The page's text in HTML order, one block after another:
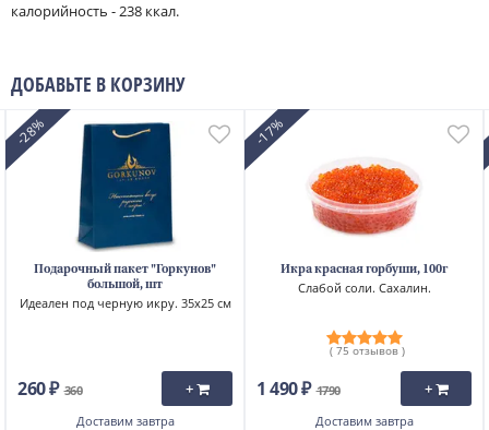
калорийность - 238 ккал.
ДОБАВЬТЕ В КОРЗИНУ
-28%
Подарочный пакет "Горкунов"
большой, шт
Идеален под черную икру. 35x25 см
260 ₽ 360 +
Доставим завтра
-17%
Икра красная горбуши, 100г
Слабой соли. Сахалин.
( 75 отзывов )
1 490 ₽ 1790 +
Доставим завтра